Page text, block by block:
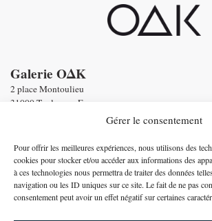
Gérer le consentement
Pour offrir les meilleures expériences, nous utilisons des
cookies pour stocker et/ou accéder aux informations des
à ces technologies nous permettra de traiter des données
navigation ou les ID uniques sur ce site. Le fait de ne pas
consentement peut avoir un effet négatif sur certaines
Galerie OΔK
2 place Montoulieu
31000 Toulouse - France
+33 6 58 56 86 19
-Conditions générales de vente
-Mentions légales
Paiement par